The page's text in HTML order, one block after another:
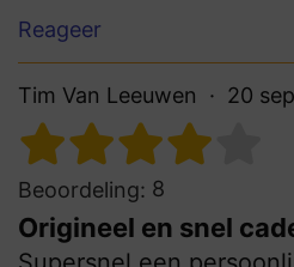
Reageer
Tim Van Leeuwen 20
Beoordeling: 8
Origineel en snel